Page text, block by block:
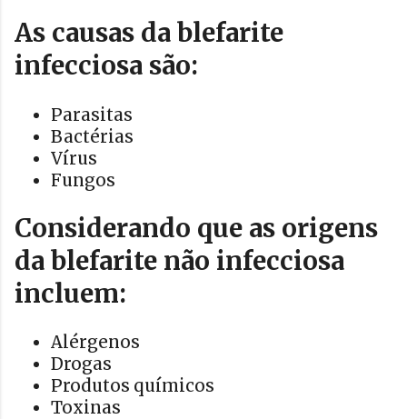
As causas da blefarite
infecciosa são:
Parasitas
Bactérias
Vírus
Fungos
Considerando que as origens
da blefarite não infecciosa
incluem:
Alérgenos
Drogas
Produtos químicos
Toxinas